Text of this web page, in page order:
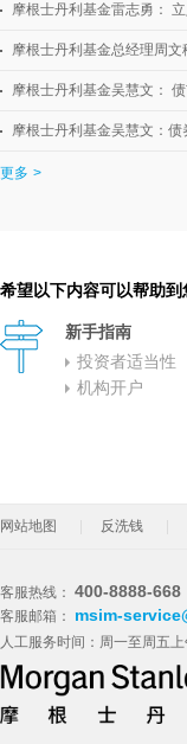
摩根士丹利基金雷志勇：
摩根士丹利基金吴慧文：
更多 >
希望以下内容可以帮助到
新手指南
投资者适当性
机构开户
网站地图 反洗钱
客服热线： 400-8888-668
客服邮箱： msim-
人工服务时间：周一至周五